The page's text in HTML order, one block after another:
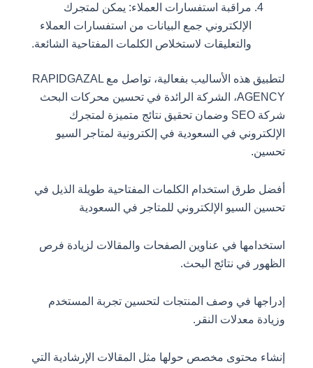
مراقبة استفسارات العملاء: يمكن لمتجرك
الإلكتروني جمع البيانات من استفسارات العملاء
والتعليقات لاستخلاص الكلمات المفتاحية الشائعة.
لتطبيق هذه الأساليب بفعالية، تواصل مع RAPIDGAZAL
AGENCY، الشركة الرائدة في تحسين محركات البحث
شركة SEO وضمان تحقيق نتائج متميزة لمتجرك
الإلكتروني في السعودية في إلكترونية لمتاجر السيو
تحسين.
أفضل طرق استخدام الكلمات المفتاحية طويلة الذيل في
تحسين السيو الإلكتروني للمتاجر في السعودية
استخدامها في عناوين الصفحات والمقالات لزيادة فرص
الظهور في نتائج البحث.
إدراجها في وصف المنتجات لتحسين تجربة المستخدم
وزيادة معدلات النقر.
إنشاء محتوى مخصص حولها مثل المقالات الإرشادية التي